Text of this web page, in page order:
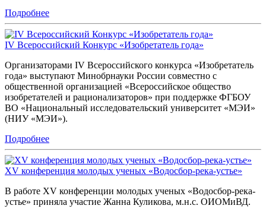
Подробнее
IV Всероссийский Конкурс «Изобретатель года»
Организаторами IV Всероссийского конкурса «Изобретатель
года» выступают Минобрнауки России совместно с
общественной организацией «Всероссийское общество
изобретателей и рационализаторов» при поддержке ФГБОУ
ВО «Национальный исследовательский университет «МЭИ»
(НИУ «МЭИ»).
Подробнее
XV конференция молодых ученых «Водосбор-река-устье»
В работе XV конференции молодых ученых «Водосбор-река-
устье» приняла участие Жанна Куликова, м.н.с. ОИОМиВД.